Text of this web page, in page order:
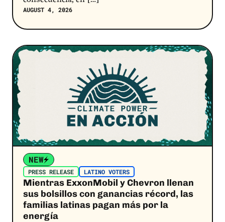
AUGUST 4, 2026
Post Link
NEW
PRESS RELEASE LATINO VOTERS
Mientras ExxonMobil y Chevron llenan
sus bolsillos con ganancias récord, las
familias latinas pagan más por la
energía